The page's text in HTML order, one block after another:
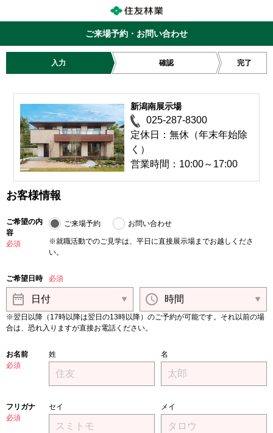
ご来場予約・お問い合わせ
入力 確認 完了
新潟南展示場
025-287-8300
定休日：無休（年末年始除
く）
営業時間：10:00～17:00
お客様情報
ご希望の内
容
必須
ご来場予約 お問い合わせ
※就職活動でのご見学は、平日に直接展示場までお越しくださ
い。
ご希望日時 必須
※翌日以降（17時以降は翌日の13時以降）のご予約が可能です。それ以前の場
合は、恐れ入りますが直接お電話ください。
お名前
必須
姓 名
フリガナ
必須
セイ メイ